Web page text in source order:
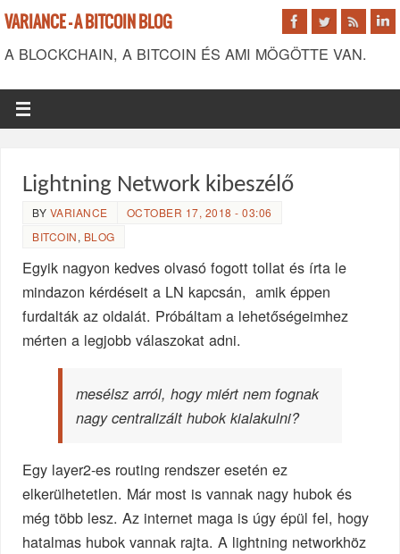
VARIANCE - A BITCOIN BLOG
A BLOCKCHAIN, A BITCOIN ÉS AMI MÖGÖTTE VAN.
Lightning Network kibeszélő
BY VARIANCE
OCTOBER 17, 2018 - 03:06
BITCOIN, BLOG
Egyik nagyon kedves olvasó fogott tollat és írta le
mindazon kérdéseit a LN kapcsán, amik éppen
furdalták az oldalát. Próbáltam a lehetőségeimhez
mérten a legjobb válaszokat adni.
mesélsz arról, hogy miért nem fognak
nagy centralizált hubok kialakulni?
Egy layer2-es routing rendszer esetén ez
elkerülhetetlen. Már most is vannak nagy hubok és
még több lesz. Az internet maga is úgy épül fel, hogy
hatalmas hubok vannak rajta. A lightning networkhöz